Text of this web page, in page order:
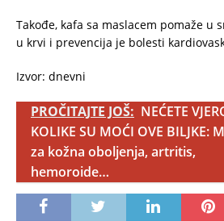
Takođe, kafa sa maslacem pomaže u
u krvi i prevencija je bolesti
Izvor: dnevni
PROČITAJTE JOŠ: NEĆETE
KOLIKE SU MOĆI OVE BILJKE:
za kožna oboljenja, artritis,
hemoroide…